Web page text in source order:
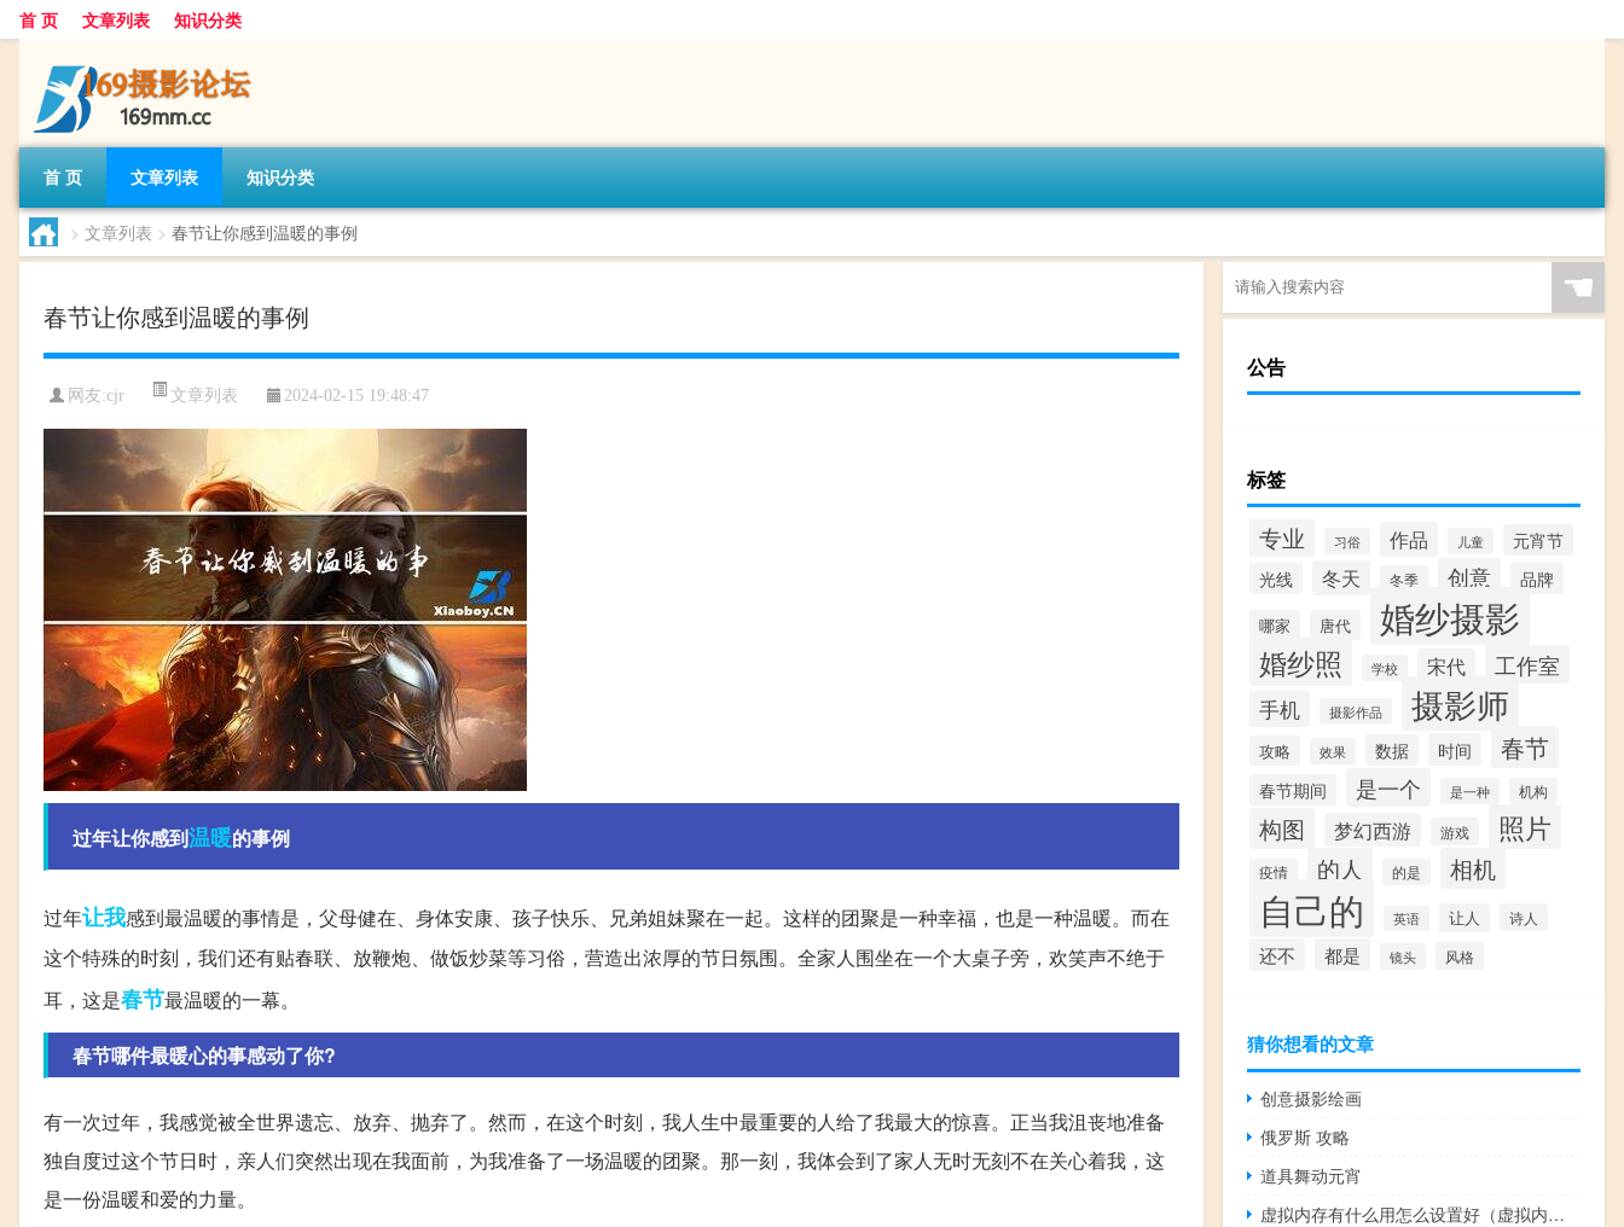
首 页 文章列表 知识分类
首 页 文章列表 知识分类
> 文章列表 > 春节让你感到温暖的事例
春节让你感到温暖的事例
网友:cjr 文章列表 2024-02-15 19:48:47
过年让你感到温暖的事例
过年让我感到最温暖的事情是，父母健在、身体安康、孩子快乐、兄弟姐妹聚在一起。这样的团聚是一种幸福，也是一种温暖。而在
这个特殊的时刻，我们还有贴春联、放鞭炮、做饭炒菜等习俗，营造出浓厚的节日氛围。全家人围坐在一个大桌子旁，欢笑声不绝于
耳，这是春节最温暖的一幕。
春节哪件最暖心的事感动了你?
有一次过年，我感觉被全世界遗忘、放弃、抛弃了。然而，在这个时刻，我人生中最重要的人给了我最大的惊喜。正当我沮丧地准备
独自度过这个节日时，亲人们突然出现在我面前，为我准备了一场温暖的团聚。那一刻，我体会到了家人无时无刻不在关心着我，这
是一份温暖和爱的力量。
☚
公告
标签
专业 习俗 作品 儿童
元宵节
光线
冬天 冬季 创意 品牌
哪家 唐代 婚纱摄影
婚纱照 学校 宋代 工作室
手机 摄影作品 摄影师
攻略 效果 数据 时间 春节
春节期间 是一个 是一种 机构
构图 梦幻西游 游戏 照片
疫情 的人 的是 相机
自己的 英语 让人 诗人
还不 都是 镜头 风格
猜你想看的文章
创意摄影绘画
俄罗斯 攻略
道具舞动元宵
虚拟内存有什么用怎么设置好（虚拟内存有什么用）